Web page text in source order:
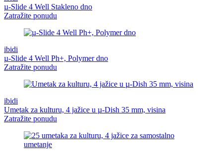
µ-Slide 4 Well Stakleno dno
Zatražite ponudu
ibidi
µ-Slide 4 Well Ph+, Polymer dno
Zatražite ponudu
ibidi
Umetak za kulturu, 4 jažice u µ-Dish 35 mm, visina
Zatražite ponudu